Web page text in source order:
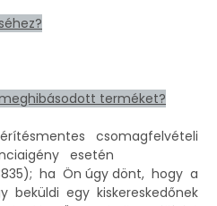
terméket?
csomagfelvételi
esetén
ha Ön úgy dönt, hogy a
beküldi egy kiskereskedőnek